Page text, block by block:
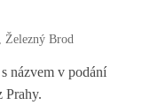
Železný Brod
názvem v podání
Prahy.